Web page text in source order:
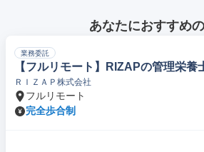
あなたにおすすめ
業務委託
【フルリモート】RIZAPの管理栄養
ＲＩＺＡＰ株式会社
フルリモート
完全歩合制